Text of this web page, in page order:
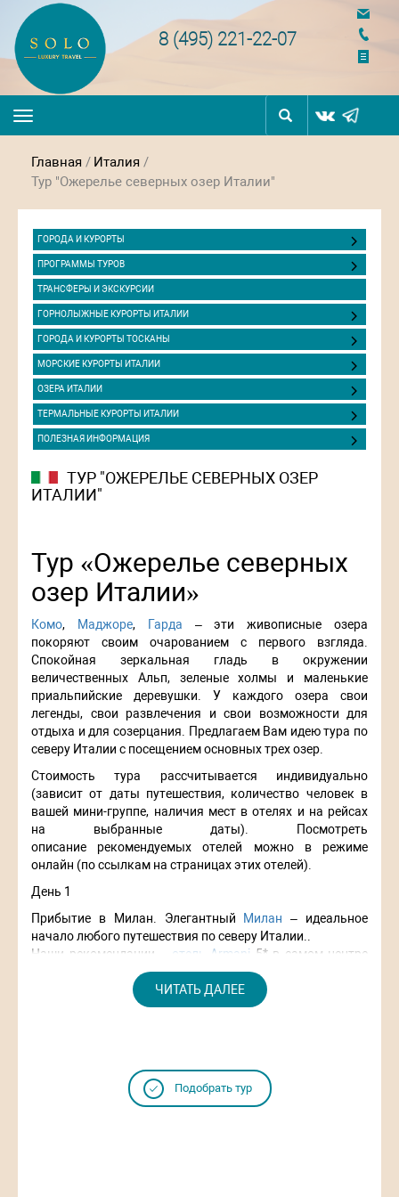
8 (495) 221-22-07
Toggle
navigation
Главная / Италия /
Тур "Ожерелье северных озер Италии"
ГОРОДА И КУРОРТЫ
ПРОГРАММЫ ТУРОВ
ТРАНСФЕРЫ И ЭКСКУРСИИ
ГОРНОЛЫЖНЫЕ КУРОРТЫ ИТАЛИИ
ГОРОДА И КУРОРТЫ ТОСКАНЫ
МОРСКИЕ КУРОРТЫ ИТАЛИИ
ОЗЕРА ИТАЛИИ
ТЕРМАЛЬНЫЕ КУРОРТЫ ИТАЛИИ
ПОЛЕЗНАЯ ИНФОРМАЦИЯ
ТУР "ОЖЕРЕЛЬЕ СЕВЕРНЫХ ОЗЕР
ИТАЛИИ"
Тур «Ожерелье северных
озер Италии»
Комо, Маджоре, Гарда – эти живописные озера
покоряют своим очарованием с первого взгляда.
Спокойная зеркальная гладь в окружении
величественных Альп, зеленые холмы и маленькие
приальпийские деревушки. У каждого озера свои
легенды, свои развлечения и свои возможности для
отдыха и для созерцания. Предлагаем Вам идею тура по
северу Италии с посещением основных трех озер.
Стоимость тура рассчитывается индивидуально
(зависит от даты путешествия, количество человек в
вашей мини-группе, наличия мест в отелях и на рейсах
на выбранные даты). Посмотреть
описание рекомендуемых отелей можно в режиме
онлайн (по ссылкам на страницах этих отелей).
День 1
Прибытие в Милан. Элегантный
Милан – идеальное
начало любого путешествия по северу Италии..
Наши рекомендации –
отель Armani 5* в самом центре
итальянской столицы моды.
Самое время прогуляться по центральным улочкам
города, пройтись по роскошным бутикам
После завтрака наш профессиональный гид познакомит
ЧИТАТЬ ДАЛЕЕ
Подобрать тур